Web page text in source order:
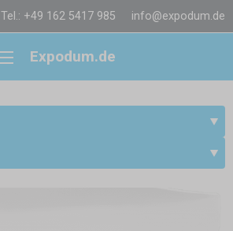
Tel.: +49 162 5417 985 info@expodum.de
Expodum.de